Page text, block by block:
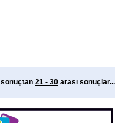
sonuçtan 21 - 30 arası sonuçlar...